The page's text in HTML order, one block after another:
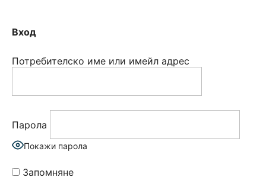
Вход
Потребителско име или имейл адрес
Парола
Покажи парола
Запомняне